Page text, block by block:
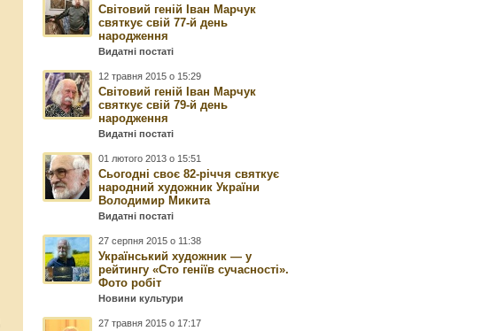
Світовий геній Іван Марчук
святкує свій 77-й день
народження
Видатні постаті
12 травня 2015 о 15:29
Світовий геній Іван Марчук
святкує свій 79-й день
народження
Видатні постаті
01 лютого 2013 о 15:51
Сьогодні своє 82-річчя святкує
народний художник України
Володимир Микита
Видатні постаті
27 серпня 2015 о 11:38
Український художник — у
рейтингу «Сто геніїв сучасності».
Фото робіт
Новини культури
27 травня 2015 о 17:17